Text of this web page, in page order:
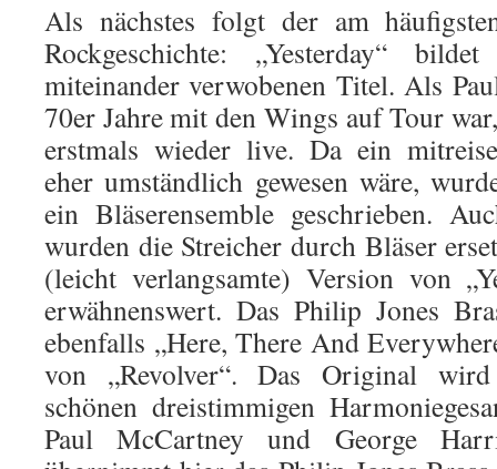
Als nächstes folgt der am
Rockgeschichte: „Yesterday“
miteinander verwobenen Titel. Als
70er Jahre mit den Wings auf Tour
erstmals wieder live. Da ein
eher umständlich gewesen wäre,
ein Bläserensemble geschrieben.
wurden die Streicher durch Bläser
(leicht verlangsamte) Version von
erwähnenswert. Das Philip Jones
ebenfalls „Here, There And
von „Revolver“. Das Original
schönen dreistimmigen
Paul McCartney und George